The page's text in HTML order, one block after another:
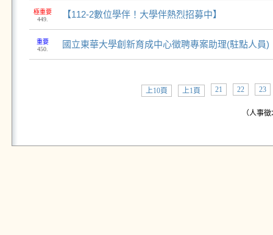
極重要
449.
【112-2數位學伴！大學伴熱烈招募中】
重要
450.
國立東華大學創新育成中心徵聘專案助理(駐點人員)
上10頁 上1頁 21 22 23
（人事